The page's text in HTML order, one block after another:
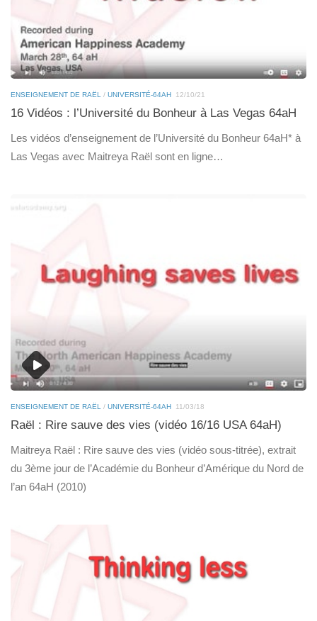
ENSEIGNEMENT DE RAËL / UNIVERSITÉ-64AH 12/10/21
16 Vidéos : l’Université du Bonheur à Las Vegas 64aH
Les vidéos d’enseignement de l’Université du Bonheur 64aH* à
Las Vegas avec Maitreya Raël sont en ligne…
ENSEIGNEMENT DE RAËL / UNIVERSITÉ-64AH 11/03/18
Raël : Rire sauve des vies (vidéo 16/16 USA 64aH)
Maitreya Raël : Rire sauve des vies (vidéo sous-titrée), extrait
du 3ème jour de l’Académie du Bonheur d’Amérique du Nord de
l’an 64aH (2010)